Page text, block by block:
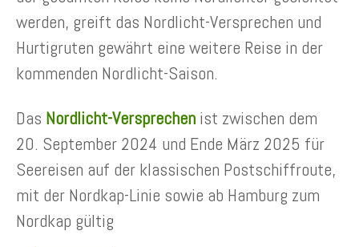
werden, greift das Nordlicht-Versprechen und
Hurtigruten gewährt eine weitere Reise in der
kommenden Nordlicht-Saison.
Das Nordlicht-Versprechen ist zwischen dem
20. September 2024 und Ende März 2025 für
Seereisen auf der klassischen Postschiffroute,
mit der Nordkap-Linie sowie ab Hamburg zum
Nordkap gültig